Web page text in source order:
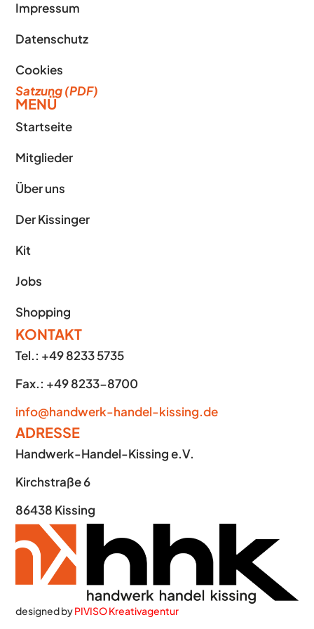
Impressum
Datenschutz
Cookies
Satzung (PDF)
MENÜ
Startseite
Mitglieder
Über uns
Der Kissinger
Kit
Jobs
Shopping
KONTAKT
Tel.: +49 8233 5735
Fax.: +49 8233-8700
info@handwerk-handel-kissing.de
ADRESSE
Handwerk-Handel-Kissing e.V.
Kirchstraße 6
86438 Kissing
designed byPIVISO Kreativagentur